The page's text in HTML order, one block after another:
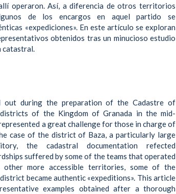
operaron. Así, a diferencia de otros territorios
de los encargos en aquel partido se
«expediciones». En este artículo se exploran
obtenidos tras un minucioso estudio
catastral.
out during the preparation of the Cadastre of
districts of the Kingdom of Granada in the mid-
a great challenge for those in charge of
case of the district of Baza, a particularly large
the cadastral documentation refected
suffered by some of the teams that operated
other more accessible territories, some of the
became authentic «expeditions». This article
examples obtained after a thorough